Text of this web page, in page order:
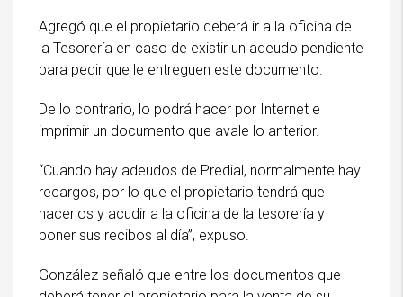
Agregó que el propietario deberá ir a la oficina de
la Tesorería en caso de existir un adeudo pendiente
para pedir que le entreguen este documento.
De lo contrario, lo podrá hacer por Internet e
imprimir un documento que avale lo anterior.
“Cuando hay adeudos de Predial, normalmente hay
recargos, por lo que el propietario tendrá que
hacerlos y acudir a la oficina de la tesorería y
poner sus recibos al día”, expuso.
González señaló que entre los documentos que